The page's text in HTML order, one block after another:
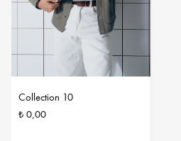
Collection 10
₺ 0,00